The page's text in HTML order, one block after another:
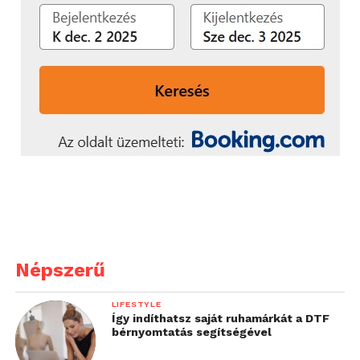
Népszerű
LIFESTYLE
Így indíthatsz saját ruhamárkát a DTF
bérnyomtatás segítségével